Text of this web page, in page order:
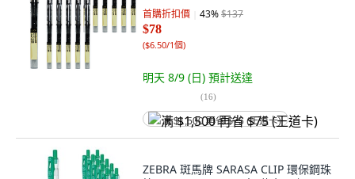
首購折扣價 43%$137
$78
($6.50/1個)
明天 8/9 (日) 預計送達
(16)
满 $1,500 再省 $75 (王道卡)
ZEBRA 斑馬牌 SARASA CLIP 環保鋼珠